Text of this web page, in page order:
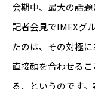
会期中、最大の話
記者会見でIMEXグ
たのは、その対極に
直接顔を合わせる
る、というのです